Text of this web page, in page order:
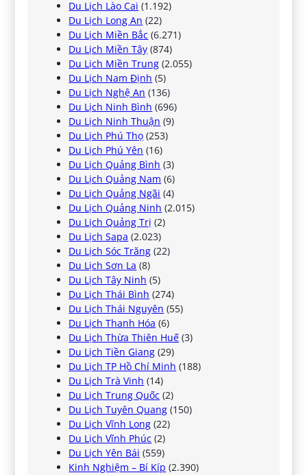
Du Lịch Lào Cai (1.192)
Du Lịch Long An (22)
Du Lịch Miền Bắc (6.271)
Du Lịch Miền Tây (874)
Du Lịch Miền Trung (2.055)
Du Lịch Nam Định (5)
Du Lịch Nghệ An (136)
Du Lịch Ninh Bình (696)
Du Lịch Ninh Thuận (9)
Du Lịch Phú Thọ (253)
Du Lịch Phú Yên (16)
Du Lịch Quảng Bình (3)
Du Lịch Quảng Nam (6)
Du Lịch Quảng Ngãi (4)
Du Lịch Quảng Ninh (2.015)
Du Lịch Quảng Trị (2)
Du Lịch Sapa (2.023)
Du Lịch Sóc Trăng (22)
Du Lịch Sơn La (8)
Du Lịch Tây Ninh (5)
Du Lịch Thái Bình (274)
Du Lịch Thái Nguyên (55)
Du Lịch Thanh Hóa (6)
Du Lịch Thừa Thiên Huế (3)
Du Lịch Tiền Giang (29)
Du Lịch TP Hồ Chí Minh (188)
Du Lịch Trà Vinh (14)
Du Lịch Trung Quốc (2)
Du Lịch Tuyên Quang (150)
Du Lịch Vĩnh Long (22)
Du Lịch Vĩnh Phúc (2)
Du Lịch Yên Bái (559)
Kinh Nghiệm – Bí Kíp (2.390)